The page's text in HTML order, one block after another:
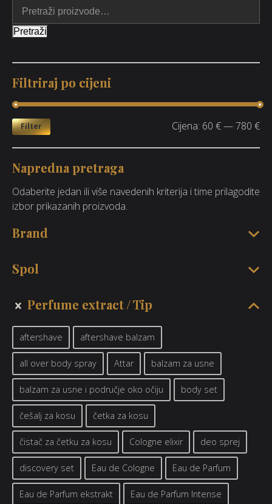
Pretraži
Filtriraj po cijeni
Filter Cijena: 60 €—780 €
Napredna pretraga
Odaberite jedan ili više navedenih kriterija i time prilagodite
izbor prikazanih proizvoda.
Brand
Spol
Perfume extract Tip
aftershave aftershave balzam
all over body spray Attar balzam za usne
balzam za usne i područje oko očiju body set
češalj za kosu četka za kosu
čistač za četku za kosu Cologne elixir deo sprej
discovery set Eau de Cologne Eau de Parfum
Eau de Parfum ekstrakt Eau de Parfum Intense